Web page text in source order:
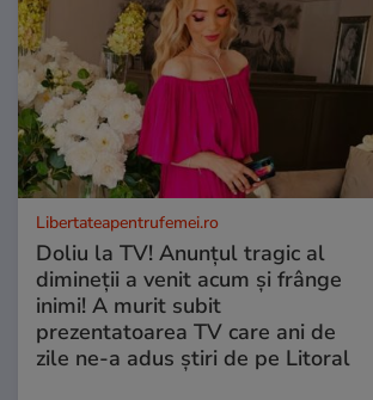
Libertateapentrufemei.ro
Doliu la TV! Anunțul tragic al
dimineții a venit acum și frânge
inimi! A murit subit
prezentatoarea TV care ani de
zile ne-a adus știri de pe Litoral